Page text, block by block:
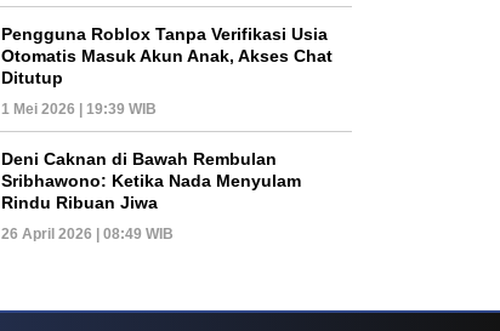
Pengguna Roblox Tanpa Verifikasi Usia
Otomatis Masuk Akun Anak, Akses Chat
Ditutup
1 Mei 2026 | 19:39 WIB
Deni Caknan di Bawah Rembulan
Sribhawono: Ketika Nada Menyulam
Rindu Ribuan Jiwa
26 April 2026 | 08:49 WIB